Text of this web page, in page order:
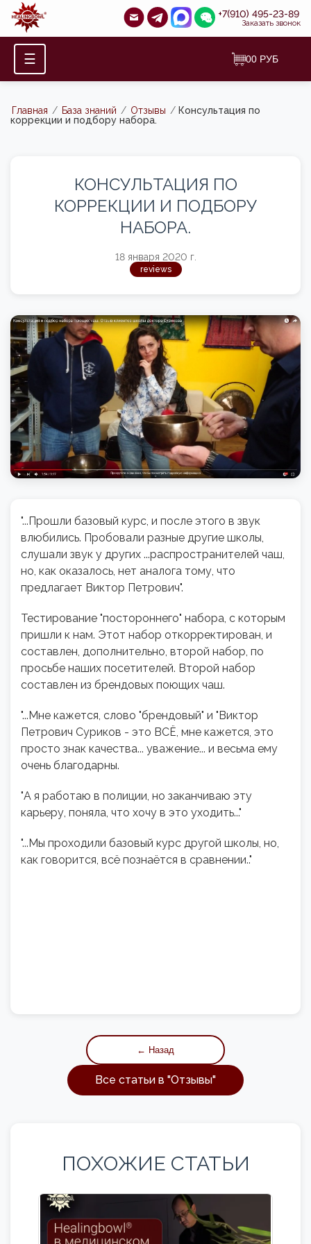
+7(910) 495-23-89
Заказать звонок
☰ 00 РУБ
Главная / База знаний / Отзывы / Консультация по
коррекции и подбору набора.
КОНСУЛЬТАЦИЯ ПО
КОРРЕКЦИИ И ПОДБОРУ
НАБОРА.
18 января 2020 г.
reviews
"...Прошли базовый курс, и после этого в звук
влюбились. Пробовали разные другие школы,
слушали звук у других ...распространителей чаш,
но, как оказалось, нет аналога тому, что
предлагает Виктор Петрович".
Тестирование "постороннего" набора, с которым
пришли к нам. Этот набор откорректирован, и
составлен, дополнительно, второй набор, по
просьбе наших посетителей. Второй набор
составлен из брендовых поющих чаш.
"...Мне кажется, слово "брендовый" и "Виктор
Петрович Суриков - это ВСЁ, мне кажется, это
просто знак качества... уважение... и весьма ему
очень благодарны.
"А я работаю в полиции, но заканчиваю эту
карьеру, поняла, что хочу в это уходить..."
"...Мы проходили базовый курс другой школы, но,
как говорится, всё познаётся в сравнении.."
← Назад
Все статьи в "Отзывы"
ПОХОЖИЕ СТАТЬИ